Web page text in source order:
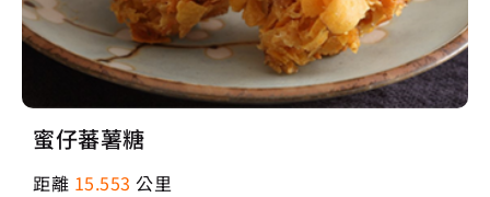
蜜仔蕃薯糖
距離 15.553 公里